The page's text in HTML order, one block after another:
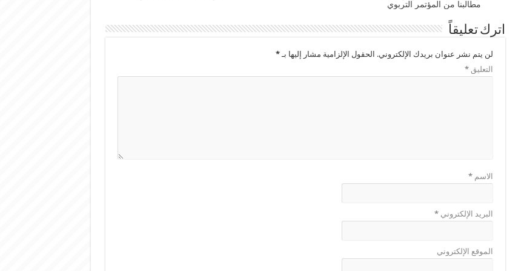
مطالبنا من المؤتمر التربوي
اترك تعليقاً
لن يتم نشر عنوان بريدك الإلكتروني. الحقول الإلزامية مشار إليها بـ*
التعليق*
الاسم*
البريد الإلكتروني*
الموقع الإلكتروني